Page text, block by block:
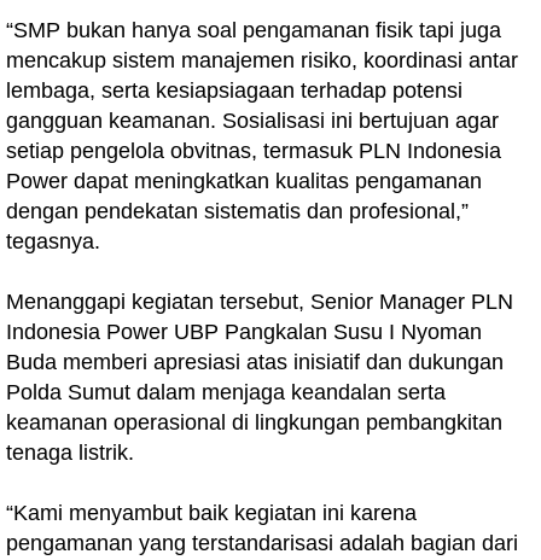
“SMP bukan hanya soal pengamanan fisik tapi juga
mencakup sistem manajemen risiko, koordinasi antar
lembaga, serta kesiapsiagaan terhadap potensi
gangguan keamanan. Sosialisasi ini bertujuan agar
setiap pengelola obvitnas, termasuk PLN Indonesia
Power dapat meningkatkan kualitas pengamanan
dengan pendekatan sistematis dan profesional,”
tegasnya.
Menanggapi kegiatan tersebut, Senior Manager PLN
Indonesia Power UBP Pangkalan Susu I Nyoman
Buda memberi apresiasi atas inisiatif dan dukungan
Polda Sumut dalam menjaga keandalan serta
keamanan operasional di lingkungan pembangkitan
tenaga listrik.
“Kami menyambut baik kegiatan ini karena
pengamanan yang terstandarisasi adalah bagian dari